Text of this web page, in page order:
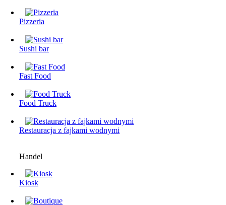
Pizzeria
Sushi bar
Fast Food
Food Truck
Restauracjа z fajkami wodnymi
Handel
Kiosk